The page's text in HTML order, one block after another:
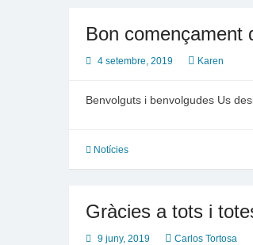
càrrecs
Bon començament
4 setembre, 2019 Karen
Benvolguts i benvolgudes Us
Notícies
Gràcies a tots i
9 juny, 2019 Carlos Tortosa